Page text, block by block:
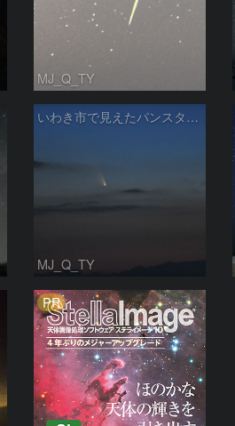
MJ_Q_TY
いわき市で見えたパンスターズ彗星
MJ_Q_TY
PR